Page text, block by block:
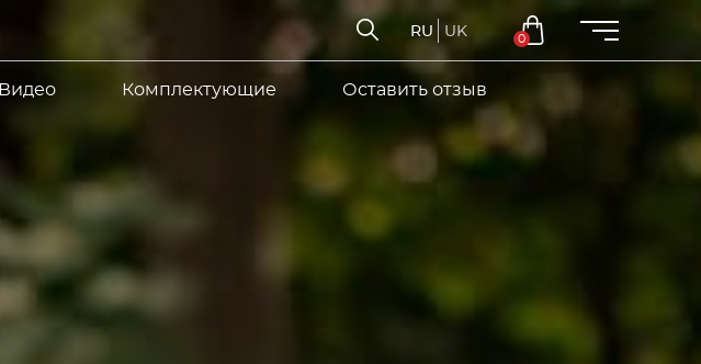
RU UK
0
Видео Комплектующие Оставить отзыв